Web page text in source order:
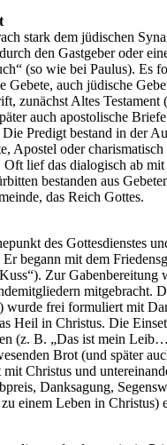
stark dem jüdischen
den Gastgeber oder
(so wie bei Paulus). Es
Gebete, auch jüdische
zunächst Altes Testament
auch apostolische
Predigt bestand in der
Apostel oder charismatisch
Oft lief das dialogisch ab mit
bestanden aus
das Reich Gottes.
des Gottesdienstes
begann mit dem
Zur Gabenbereitung
mitgebracht.
wurde frei formuliert mit
Heil in Christus. Die
(z. B. „Das ist mein
Brot (und später
mit Christus und
Danksagung,
einem Leben in Christus)